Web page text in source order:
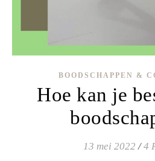
BOODSCHAPPEN &
Hoe kan je
13 mei 2022 / 4